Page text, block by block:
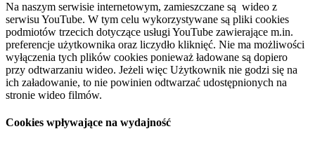
Na naszym serwisie internetowym, zamieszczane są wideo z
serwisu YouTube. W tym celu wykorzystywane są pliki cookies
podmiotów trzecich dotyczące usługi YouTube zawierające m.in.
preferencje użytkownika oraz liczydło kliknięć. Nie ma możliwości
wyłączenia tych plików cookies ponieważ ładowane są dopiero
przy odtwarzaniu wideo. Jeżeli więc Użytkownik nie godzi się na
ich załadowanie, to nie powinien odtwarzać udostępnionych na
stronie wideo filmów.
Cookies wpływające na wydajność